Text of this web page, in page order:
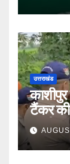
उत्तराखंड
टैंकर
साथी